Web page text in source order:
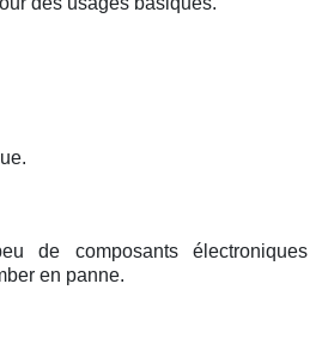
de composants électroniques
en panne.